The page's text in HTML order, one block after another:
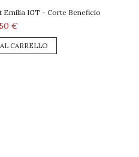
IGT - Corte Beneficio
€
CARRELLO